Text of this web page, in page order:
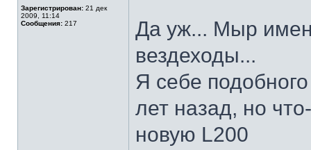
Зарегистрирован: 21 дек
2009, 11:14
Сообщения: 217
Да уж... Мыр
вездеходы...
Я себе
лет назад, но
новую L200